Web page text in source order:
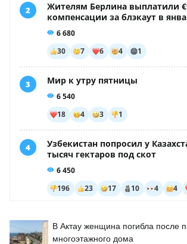
В Актау женщина погибла после
многоэтажного дома